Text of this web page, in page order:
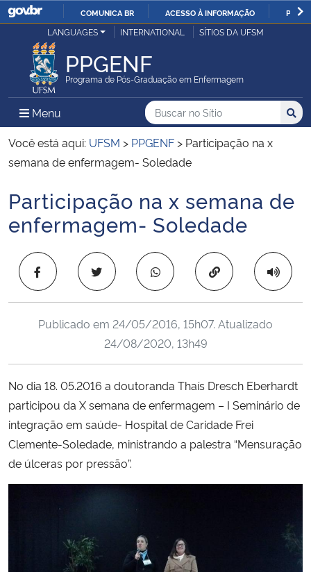
IR
COMUNICA BR ACESSO À INFORMAÇÃO
Ministério da Justiça e Segurança Pública
Ministério da Defesa
Ministério das Relações Exteriores
Ministério da Infraestrutura
Ministério da Educação
Ministério da Cidadania
Ministério da Ciência, Tecnologia, Inovações e Comunicações
Ministério do Meio Ambiente
Ministério do Turismo
Ministério do Desenvolvimento Regional
LANGUAGES INTERNATIONAL SÍTIOS DA UFSM
PPGENF
Programa de Pós-Graduação em Enfermagem
Menu Menu Principal do Sítio
Busca
Buscar no no Sítio
Busca:
Você está aqui: UFSM > PPGENF > Participação na x
semana de enfermagem- Soledade
Início do conteúdo
Participação na x semana de
enfermagem- Soledade
Copiar para área
Publicado em 24/05/2016, 15h07. Atualizado
24/08/2020, 13h49
No dia 18. 05.2016 a doutoranda Thaís Dresch Eberhardt
participou da X semana de enfermagem – I Seminário de
integração em saúde- Hospital de Caridade Frei
Clemente-Soledade, ministrando a palestra “Mensuração
de úlceras por pressão”.